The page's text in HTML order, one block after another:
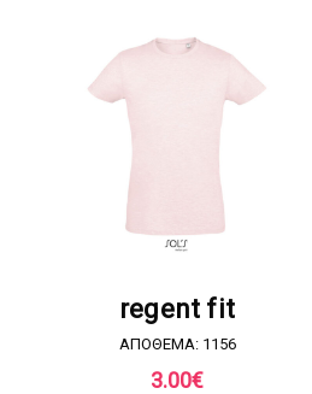
regent fit
ΑΠΟΘΕΜΑ: 1156
3.00€